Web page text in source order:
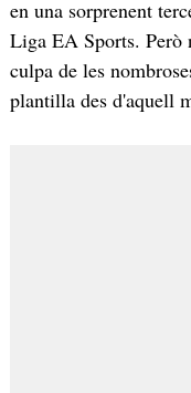
en una sorprenent
Liga EA Sports. Però
culpa de les
plantilla des d'aquell